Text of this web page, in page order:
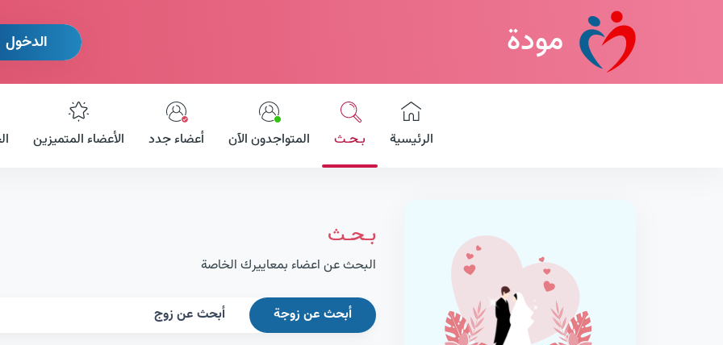
مودة الدخول
الرئيسية بـحـث المتواجدون الآن أعضاء جدد الأعضاء المتميزين
بـحـث
البحث عن اعضاء بمعاييرك الخاصة
أبحث عن زوجة أبحث عن زوج